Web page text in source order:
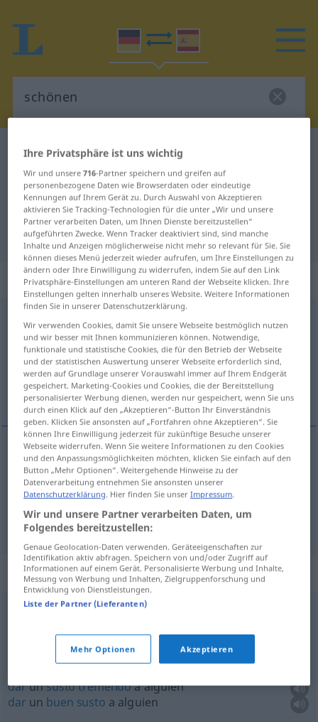
Deutsch-Spanisch Wörterbuch
Deutsch-Spanisch Übersetzung für
"schönen"
"schönen" Spanisch Übersetzung
„schönen“: transitives Verb
Übersicht aller Übersetzungen
(Für mehr Details die Übersetzung anklicken/antippen)
clarificar, avivar
clarificar schönen Wein
avivar schönenTextilien
Beispielsätze für "schönen"
las Bellas Artes
darunsustotremendoaalguien
dar un buen susto a alguien
Ihre Privatsphäre ist uns wichtig
Wir und unsere716-Partner speichern und greifen auf
personenbezogene Daten wie Browserdaten oder eindeutige
Kennungen auf Ihrem Gerät zu. Durch Auswahl von Akzeptieren
aktivieren Sie Tracking-Technologien für die unter „Wir und unsere
Partner verarbeiten Daten, um Ihnen Dienste bereitzustellen“
aufgeführten Zwecke. Wenn Tracker deaktiviert sind, sind manche
Inhalte und Anzeigen möglicherweise nicht mehr so relevant für Sie. Sie
können dieses Menü jederzeit wieder aufrufen, um Ihre Einstellungen zu
ändern oder Ihre Einwilligung zu widerrufen, indem Sie auf den Link
Privatsphäre-Einstellungen am unteren Rand der Webseite klicken. Ihre
Einstellungen gelten innerhalb unseres Website. Weitere Informationen
finden Sie in unserer Datenschutzerklärung.
Wir verwenden Cookies, damit Sie unsere Webseite bestmöglich nutzen
und wir besser mit Ihnen kommunizieren können. Notwendige,
funktionale und statistische Cookies, die für den Betrieb der Webseite
und der statistischen Auswertung unserer Webseite erforderlich sind,
werden auf Grundlage unserer Vorauswahl immer auf Ihrem Endgerät
gespeichert. Marketing-Cookies und Cookies, die der Bereitstellung
personalisierter Werbung dienen, werden nur gespeichert, wenn Sie uns
durch einen Klick auf den „Akzeptieren“-Button Ihr Einverständnis
geben. Klicken Sie ansonsten auf „Fortfahren ohne Akzeptieren“. Sie
können Ihre Einwilligung jederzeit für zukünftige Besuche unserer
Webseite widerrufen. Wenn Sie weitere Informationen zu den Cookies
und den Anpassungsmöglichkeiten möchten, klicken Sie einfach auf den
Button „Mehr Optionen“. Weitergehende Hinweise zu der
Datenverarbeitung entnehmen Sie ansonsten unserer
Datenschutzerklärung. Hier finden Sie unserImpressum.
Wir und unsere Partner verarbeiten Daten, um
Folgendes bereitzustellen:
Genaue Geolocation-Daten verwenden. Geräteeigenschaften zur
Identifikation aktiv abfragen. Speichern von und/oder Zugriff auf
Informationen auf einem Gerät. Personalisierte Werbung und Inhalte,
Messung von Werbung und Inhalten, Zielgruppenforschung und
Entwicklung von Dienstleistungen.
Liste der Partner (Lieferanten)
Mehr Optionen Akzeptieren